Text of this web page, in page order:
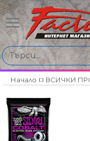
Начало ВСИЧКИ